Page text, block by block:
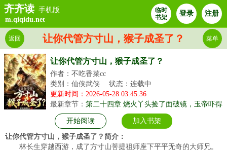
齐齐读 手机版
m.qiqidu.net
临时
书架
登录 注册
让你代管方寸山，猴子成圣了？
返回 菜单
让你代管方寸山，猴子成圣了？
作者：不吃香菜cc
类别：仙侠武侠
状态：连载中
更新时间：2026-05-28 03:45:36
最新章节： 第二十四章 烧火丫头捡了面破镜，玉帝吓得
一夜没合眼
开始阅读
加入书架
让你代管方寸山，猴子成圣了？简介：
林长生穿越西游，成了方寸山菩提祖师座下平平无奇的大师兄。